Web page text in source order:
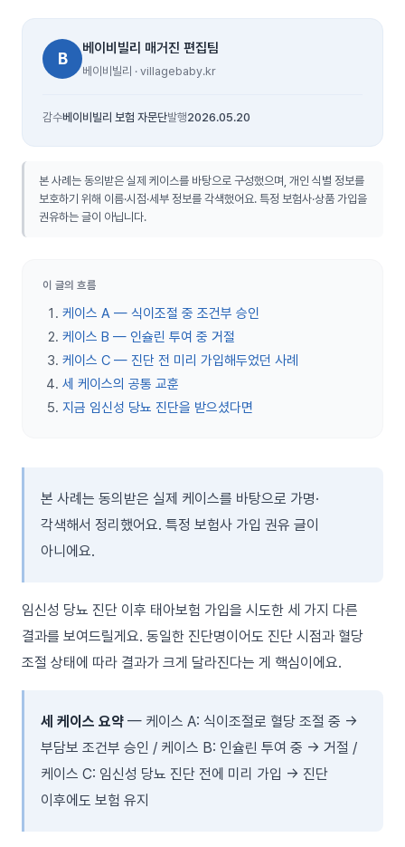
B
베이비빌리 매거진 편집팀
베이비빌리 · villagebaby.kr
감수베이비빌리 보험 자문단발행2026.05.20
본 사례는 동의받은 실제 케이스를 바탕으로 구성했으며, 개인 식별 정보를
보호하기 위해 이름·시점·세부 정보를 각색했어요. 특정 보험사·상품 가입을
권유하는 글이 아닙니다.
이 글의 흐름
케이스 A — 식이조절 중 조건부 승인
케이스 B — 인슐린 투여 중 거절
케이스 C — 진단 전 미리 가입해두었던 사례
세 케이스의 공통 교훈
지금 임신성 당뇨 진단을 받으셨다면
본 사례는 동의받은 실제 케이스를 바탕으로 가명·
각색해서 정리했어요. 특정 보험사 가입 권유 글이
아니에요.
임신성 당뇨 진단 이후 태아보험 가입을 시도한 세 가지 다른
결과를 보여드릴게요. 동일한 진단명이어도 진단 시점과 혈당
조절 상태에 따라 결과가 크게 달라진다는 게 핵심이에요.
세 케이스 요약 — 케이스 A: 식이조절로 혈당 조절 중 →
부담보 조건부 승인 / 케이스 B: 인슐린 투여 중 → 거절 /
케이스 C: 임신성 당뇨 진단 전에 미리 가입 → 진단
이후에도 보험 유지